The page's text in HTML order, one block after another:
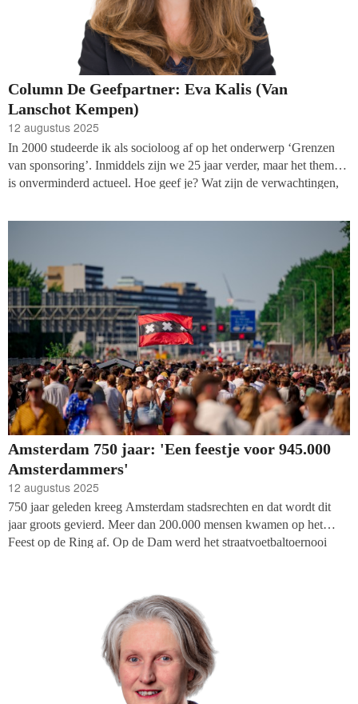
Column De Geefpartner: Eva Kalis (Van
Lanschot Kempen)
12 augustus 2025
In 2000 studeerde ik als socioloog af op het onderwerp ‘Grenzen
van sponsoring’. Inmiddels zijn we 25 jaar verder, maar het thema
is onverminderd actueel. Hoe geef je? Wat zijn de verwachtingen,
duidelijk werd, is dat geven nooit in een vacuüm plaatsvindt. Het is
Amsterdam 750 jaar: 'Een feestje voor 945.000
Amsterdammers'
12 augustus 2025
750 jaar geleden kreeg Amsterdam stadsrechten en dat wordt dit
jaar groots gevierd. Meer dan 200.000 mensen kwamen op het
Feest op de Ring af. Op de Dam werd het straatvoetbaltoernooi
nog wat geheimzinnig over wat er dan precies gebeurt. Hoe is het
om zo’n enorm programma te leiden en hoe haal je partnerships ter
waarde van twintig miljoen euro binnen? Petra Hoogerwerf sprak
met Sietse Bakker en zijn collega MT-lid Tessel Schouten.